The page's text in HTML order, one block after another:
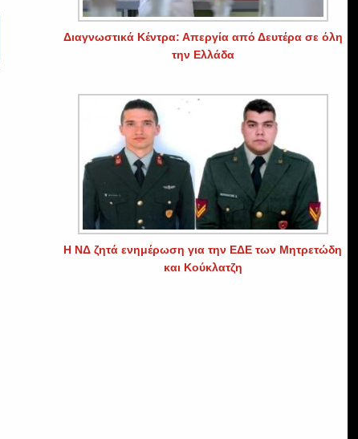
Διαγνωστικά Κέντρα: Απεργία από Δευτέρα σε όλη
την Ελλάδα
Η ΝΔ ζητά ενημέρωση για την ΕΔΕ των Μητρετώδη
και Κούκλατζη